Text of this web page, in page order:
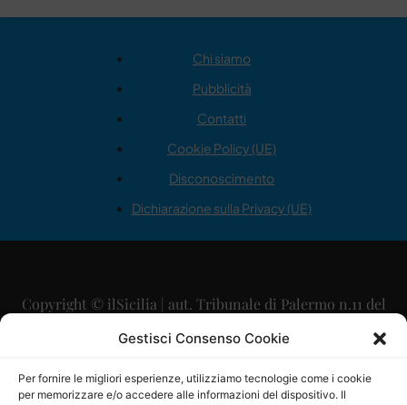
Gestisci Consenso Cookie
Per fornire le migliori esperienze, utilizziamo tecnologie come i cookie
per memorizzare e/o accedere alle informazioni del dispositivo. Il
Chi siamo
Pubblicità
Contatti
Cookie Policy (UE)
Disconoscimento
Dichiarazione sulla Privacy (UE)
Copyright © ilSicilia | aut. Tribunale di Palermo n.11 del
29/09/2015